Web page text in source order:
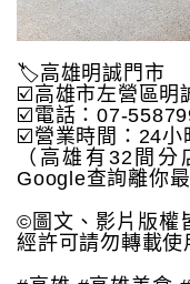
🏷高雄明誠門市
☑️高雄市左營區明
☑️電話：07-
☑️營業時間：24小
（高雄有32間
Google查詢離你
©️圖文、影片版權
經許可請勿轉載